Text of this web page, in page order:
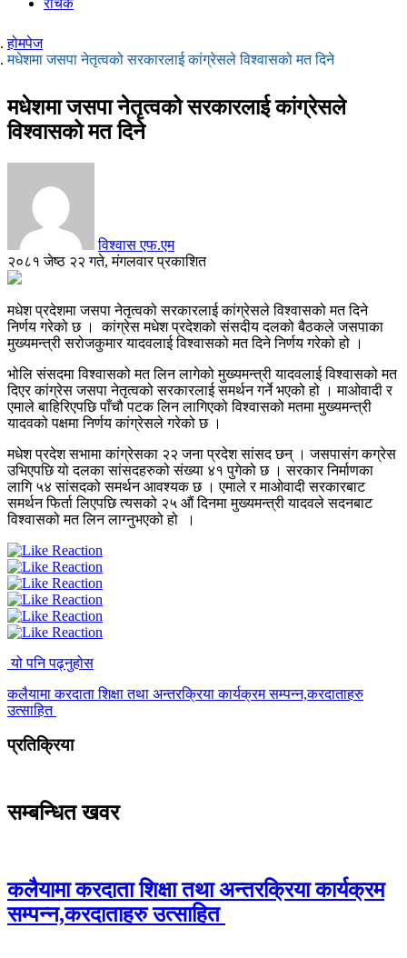
रोचक
होमपेज
मधेशमा जसपा नेतृत्वको सरकारलाई कांग्रेसले विश्वासको मत दिने
मधेशमा जसपा नेतृत्वको सरकारलाई कांग्रेसले
विश्वासको मत दिने
विश्वास एफ.एम
२०८१ जेष्ठ २२ गते, मंगलवार प्रकाशित
मधेश प्रदेशमा जसपा नेतृत्वको सरकारलाई कांग्रेसले विश्वासको मत दिने
निर्णय गरेको छ । कांग्रेस मधेश प्रदेशको संसदीय दलको बैठकले जसपाका
मुख्यमन्त्री सरोजकुमार यादवलाई विश्वासको मत दिने निर्णय गरेको हो ।
भोलि संसदमा विश्वासको मत लिन लागेको मुख्यमन्त्री यादवलाई विश्वासको मत
दिएर कांग्रेस जसपा नेतृत्वको सरकारलाई समर्थन गर्ने भएको हो । माओवादी र
एमाले बाहिरिएपछि पाँचौ पटक लिन लागिएको विश्वासको मतमा मुख्यमन्त्री
यादवको पक्षमा निर्णय कांग्रेसले गरेको छ ।
मधेश प्रदेश सभामा कांग्रेसका २२ जना प्रदेश सांसद छन् । जसपासंग कग्रेस
उभिएपछि यो दलका सांसदहरुको संख्या ४१ पुगेको छ । सरकार निर्माणका
लागि ५४ सांसदको समर्थन आवश्यक छ । एमाले र माओवादी सरकारबाट
समर्थन फिर्ता लिएपछि त्यसको २५ औं दिनमा मुख्यमन्त्री यादवले सदनबाट
विश्वासको मत लिन लाग्नुभएको हो ।
यो पनि पढ्नुहोस
कलैयामा करदाता शिक्षा तथा अन्तरक्रिया कार्यक्रम सम्पन्न,करदाताहरु
उत्साहित
प्रतिक्रिया
सम्बन्धित खवर
कलैयामा करदाता शिक्षा तथा अन्तरक्रिया कार्यक्रम
सम्पन्न,करदाताहरु उत्साहित